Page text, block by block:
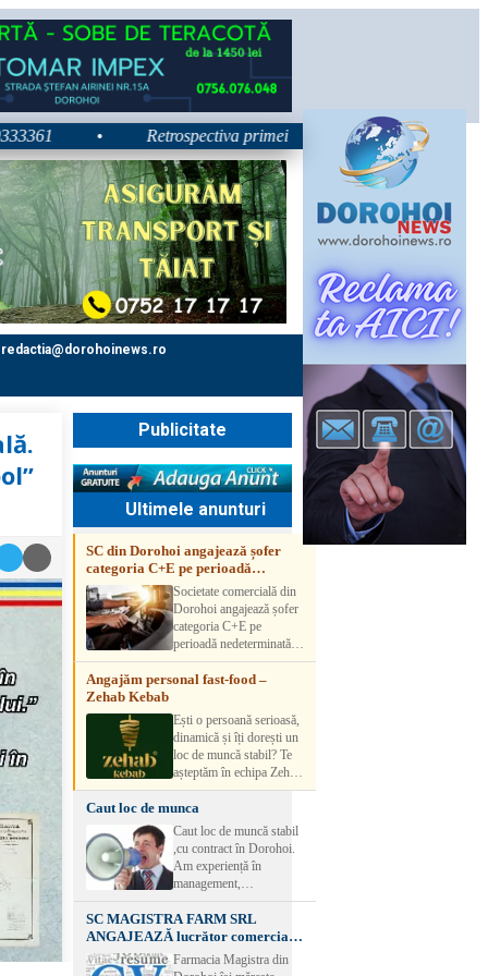
Retrospectiva primei zile la Zilele Nordului 2026:
redactia@dorohoinews.ro
Publicitate
Ultimele anunturi
SC din Dorohoi angajează șofer
categoria C+E pe perioadă
nedeterminatăSocietate comercială din
Dorohoi angajează șofer
categoria C+E pe
perioadă nedeterminată.
Candidatul trebuie să
aibă experiență și atestat
detalii, vă rog să sunați la
numărul de telefon.
Angajăm personal fast-food –
Zehab Kebab
Ești o persoană serioasă,
dinamică și îți dorești un
loc de muncă stabil? Te
așteptăm în echipa Zehab
Kebab! Posturi
disponibile: -
SHAORMAR AJUTOR
BUCATAR 2/posturi -
LUCRATOR
COMERCIAL
VANZATOR /2 posturi
OFERIM : Contract de
muncă Program flexibil
Salariu motivant, în
funcție de experienț
Caut loc de munca
Caut loc de muncă stabil
,cu contract în Dorohoi.
Am experiență în
management,
contabilitate, ospătărie .
Rog seriozitate
SC MAGISTRA FARM SRL
ANGAJEAZĂ lucrător comercial –
DOROHOI
Farmacia Magistra din